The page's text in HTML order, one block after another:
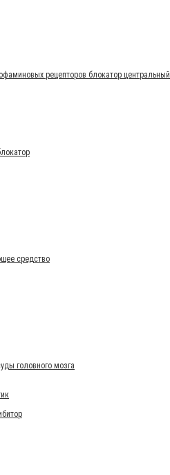
рецепторов блокатор центральный
средство
головного мозга